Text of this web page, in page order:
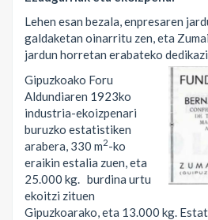
Lehen esan bezala, enpresaren
galdaketan oinarritu zen, eta
jardun horretan erabateko
Gipuzkoako Foru
Aldundiaren 1923ko
industria-ekoizpenari
buruzko estatistiken
arabera, 330 m2-ko
eraikin estalia zuen, eta
25.000 kg. burdina urtu
ekoitzi zituen
Gipuzkoarako, eta 13.000 kg.